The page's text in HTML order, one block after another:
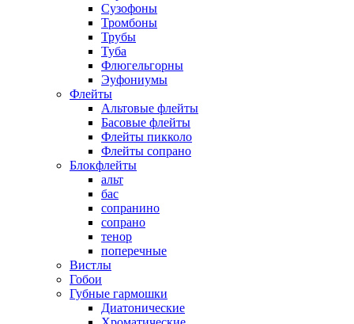
Сузофоны
Тромбоны
Трубы
Туба
Флюгельгорны
Эуфониумы
Флейты
Альтовые флейты
Басовые флейты
Флейты пикколо
Флейты сопрано
Блокфлейты
альт
бас
сопранино
сопрано
тенор
поперечные
Вистлы
Гобои
Губные гармошки
Диатонические